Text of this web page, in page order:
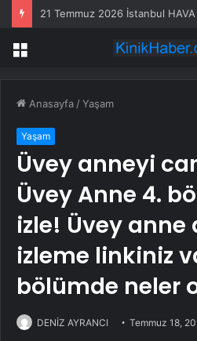
Menü
Anasayfa /Yaşam
Yaşam
Üvey anneyi
Üvey Anne 4.
izle! Üvey anne
izleme linkiniz
bölümde neler
DENİZ AYRANCI Temmuz 18,